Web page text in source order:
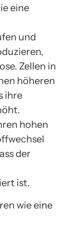
eine
und
Zellen in
höheren
ihre
hohen
der
ist.
wie eine